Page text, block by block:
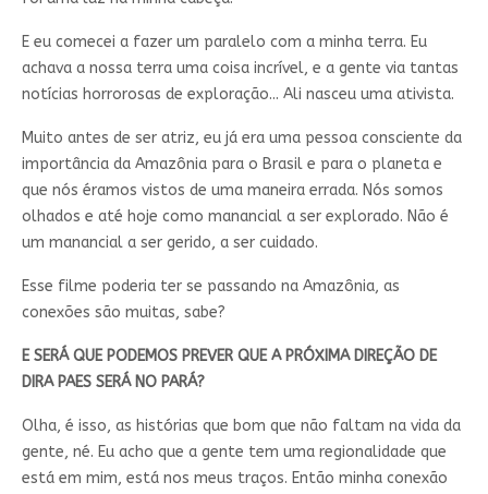
E eu comecei a fazer um paralelo com a minha terra. Eu
achava a nossa terra uma coisa incrível, e a gente via tantas
notícias horrorosas de exploração... Ali nasceu uma ativista.
Muito antes de ser atriz, eu já era uma pessoa consciente da
importância da Amazônia para o Brasil e para o planeta e
que nós éramos vistos de uma maneira errada. Nós somos
olhados e até hoje como manancial a ser explorado. Não é
um manancial a ser gerido, a ser cuidado.
Esse filme poderia ter se passando na Amazônia, as
conexões são muitas, sabe?
E SERÁ QUE PODEMOS PREVER QUE A PRÓXIMA DIREÇÃO DE
DIRA PAES SERÁ NO PARÁ?
Olha, é isso, as histórias que bom que não faltam na vida da
gente, né. Eu acho que a gente tem uma regionalidade que
está em mim, está nos meus traços. Então minha conexão